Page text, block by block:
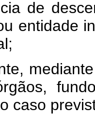
de
entidade
caso